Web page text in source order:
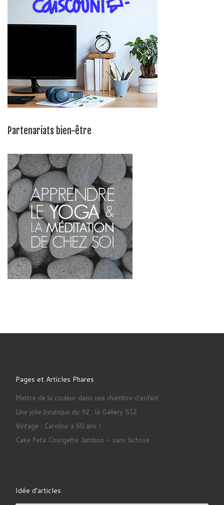
Partenariats bien-être
Pages et Articles Phares
Mettre de la couleur dans une chambre d'enfant
Une jolie boutique du 92 : la Gallery 512
Vintage : Caroline a 60 ans !
Cake Feta Courgette Jambon - sans lactose
Idée d’articles